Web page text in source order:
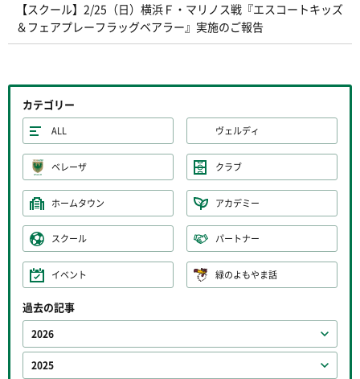
【スクール】2/25（日）横浜Ｆ・マリノス戦『エスコートキッズ
＆フェアプレーフラッグベアラー』実施のご報告
カテゴリー
ALL ヴェルディ
ベレーザ クラブ
ホームタウン アカデミー
スクール パートナー
イベント 緑のよもやま話
過去の記事
2026
2025